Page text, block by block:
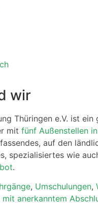
wir
Thüringen e.V. ist ein
mit fünf Außenstellen
auf den
spezialisiertes wie
.
, Umschulungen,
mit anerkanntem